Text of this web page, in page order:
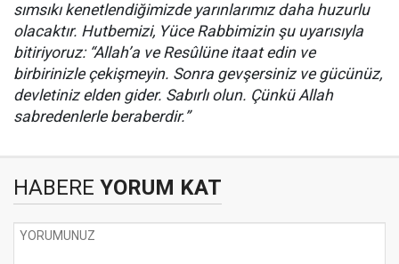
sımsıkı kenetlendiğimizde yarınlarımız daha huzurlu
olacaktır. Hutbemizi, Yüce Rabbimizin şu uyarısıyla
bitiriyoruz: “Allah’a ve Resûlüne itaat edin ve
birbirinizle çekişmeyin. Sonra gevşersiniz ve gücünüz,
devletiniz elden gider. Sabırlı olun. Çünkü Allah
sabredenlerle beraberdir.”
HABERE YORUM KAT